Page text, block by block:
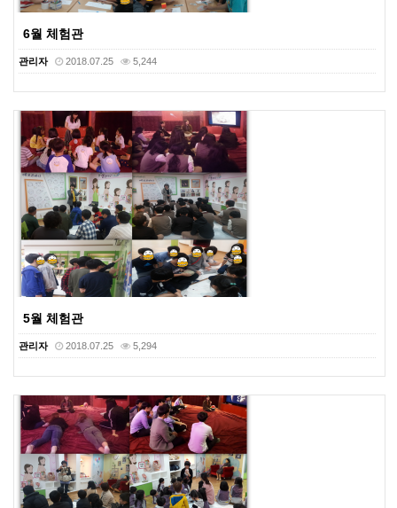
6월 체험관
관리자 2018.07.25 5,244
5월 체험관
관리자 2018.07.25 5,294